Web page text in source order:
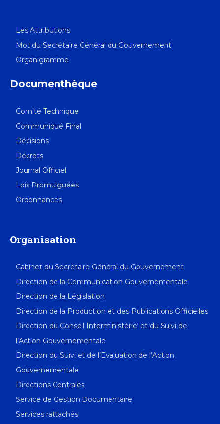
Les Attributions
Mot du Secrétaire Général du Gouvernement
Organigramme
Documenthèque
Comité Technique
Communiqué Final
Décisions
Décrets
Journal Officiel
Lois Promulguées
Ordonnances
Organisation
Cabinet du Secrétaire Général du Gouvernement
Direction de la Communication Gouvernementale
Direction de la Législation
Direction de la Production et des Publications Officielles
Direction du Conseil Interministériel et du Suivi de
l’Action Gouvernementale
Direction du Suivi et de l’Evaluation de l’Action
Gouvernementale
Directions Centrales
Service de Gestion Documentaire
Services rattachés